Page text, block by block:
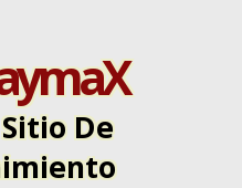
De